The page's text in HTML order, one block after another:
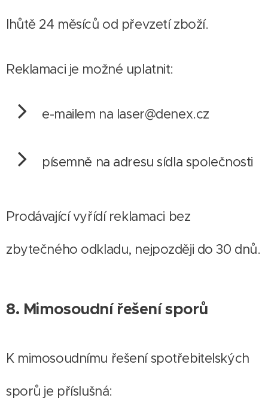
lhůtě 24 měsíců od převzetí zboží.
Reklamaci je možné uplatnit:
e-mailem na laser@denex.cz
písemně na adresu sídla společnosti
Prodávající vyřídí reklamaci bez
zbytečného odkladu, nejpozději do 30 dnů.
8. Mimosoudní řešení sporů
K mimosoudnímu řešení spotřebitelských
sporů je příslušná: